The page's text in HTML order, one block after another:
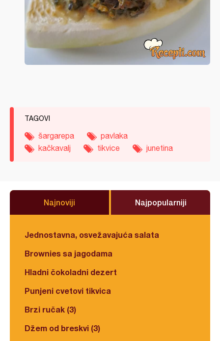
TAGOVI
šargarepa
pavlaka
kačkavalj
tikvice junetina
Najnoviji Najpopularniji
Jednostavna, osvežavajuća salata
Brownies sa jagodama
Hladni čokoladni dezert
Punjeni cvetovi tikvica
Brzi ručak (3)
Džem od breskvi (3)